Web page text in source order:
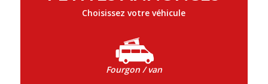
Choisissez votre véhicule
Fourgon / van